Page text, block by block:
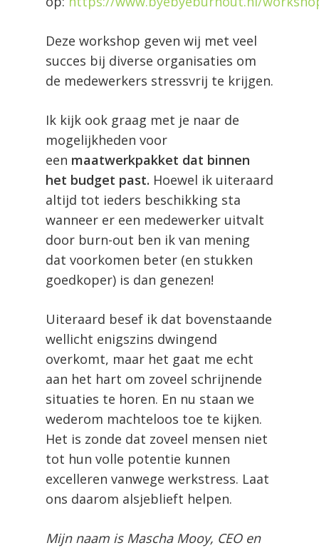
Deze workshop geven wij met veel
succes bij diverse organisaties om
de medewerkers stressvrij te krijgen.
Ik kijk ook graag met je naar de
mogelijkheden voor
een maatwerkpakket dat binnen
het budget past. Hoewel ik uiteraard
altijd tot ieders beschikking sta
wanneer er een medewerker uitvalt
door burn-out ben ik van mening
dat voorkomen beter (en stukken
goedkoper) is dan genezen!
Uiteraard besef ik dat bovenstaande
wellicht enigszins dwingend
overkomt, maar het gaat me echt
aan het hart om zoveel schrijnende
situaties te horen. En nu staan we
wederom machteloos toe te kijken.
Het is zonde dat zoveel mensen niet
tot hun volle potentie kunnen
excelleren vanwege werkstress. Laat
ons daarom alsjeblieft helpen.
Mijn naam is Mascha Mooy, CEO en